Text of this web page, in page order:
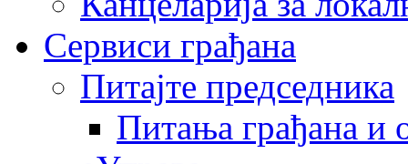
Сервиси грађана
Питајте председника
Питања грађана и